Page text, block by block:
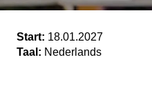
Start: 18.01.2027
Taal: Nederlands